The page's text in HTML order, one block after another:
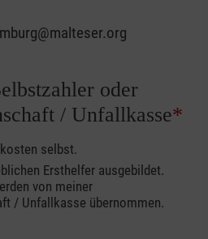
oder
/ Unfallkasse*
selbst.
Ersthelfer ausgebildet.
von meiner
/ Unfallkasse übernommen.